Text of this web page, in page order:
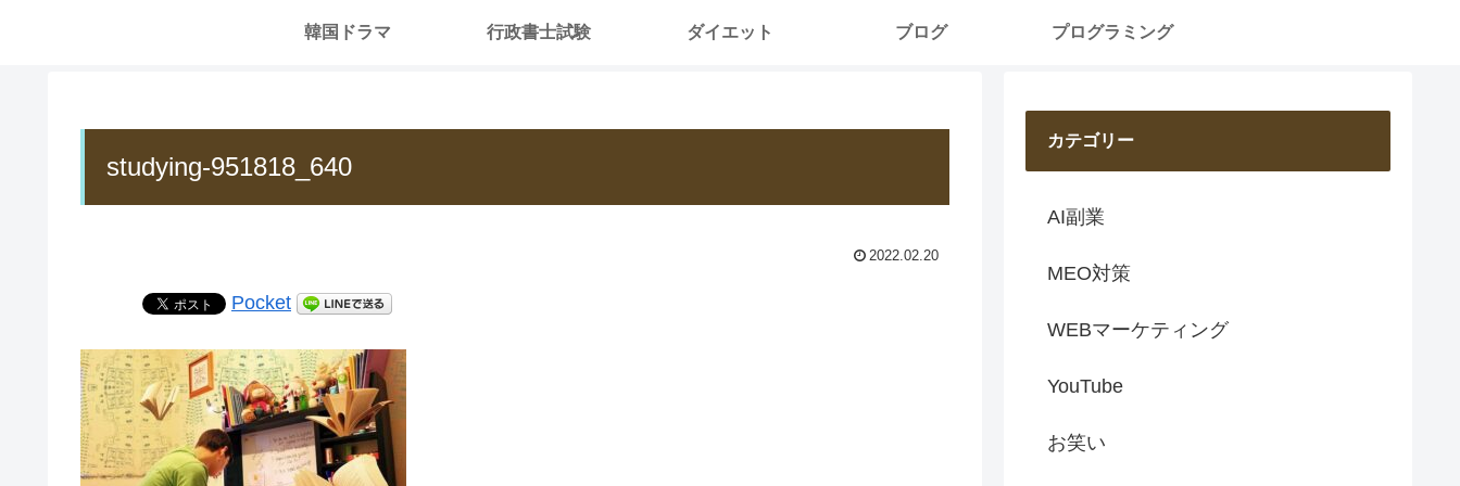
韓国ドラマ 行政書士試験 ダイエット ブログ プログラミング
studying-951818_640
2022.02.20
Pocket
カテゴリー
AI副業
MEO対策
WEBマーケティング
YouTube
お笑い